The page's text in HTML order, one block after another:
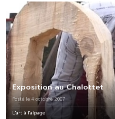
Exposition au Chalottet
Posté le 4 octobre 2007
L'art à l'alpage